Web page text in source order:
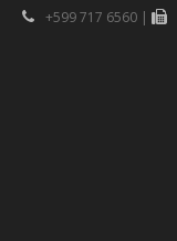
+599 717 6560|